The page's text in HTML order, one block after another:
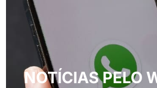
NOTÍCIAS PELO